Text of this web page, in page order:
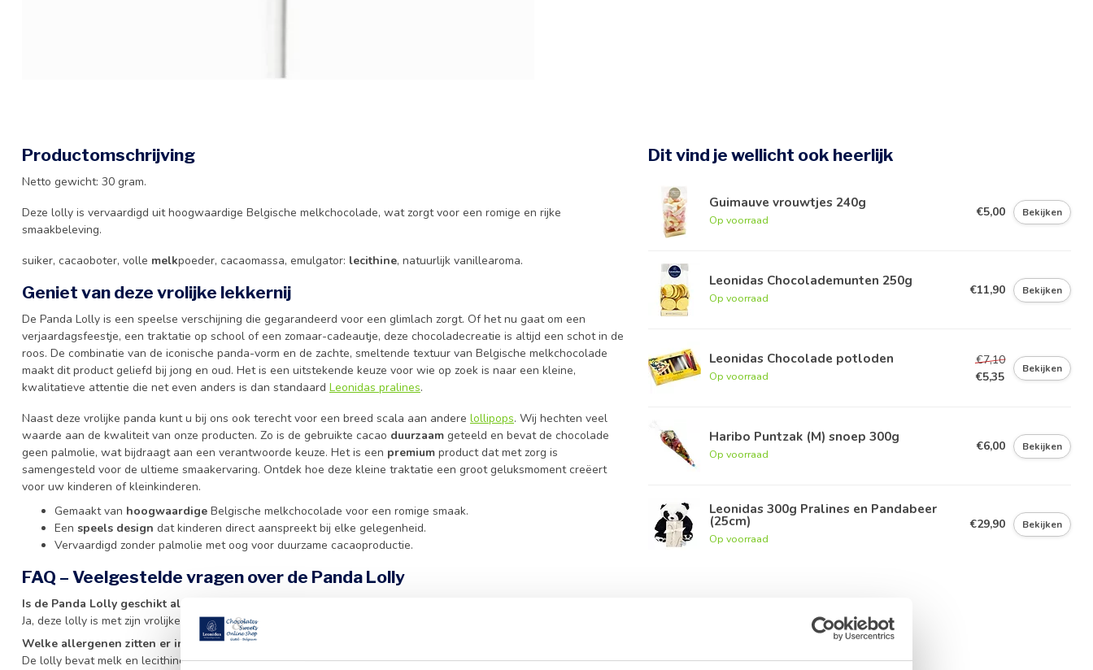
Productomschrijving
Netto gewicht: 30 gram.
Deze lolly is vervaardigd uit hoogwaardige Belgische melkchocolade, wat zorgt voor een romige en rijke
smaakbeleving.
suiker, cacaoboter, volle melkpoeder, cacaomassa, emulgator: lecithine, natuurlijk vanillearoma.
Geniet van deze vrolijke lekkernij
De Panda Lolly is een speelse verschijning die gegarandeerd voor een glimlach zorgt. Of het nu gaat om een
verjaardagsfeestje, een traktatie op school of een zomaar-cadeautje, deze chocoladecreatie is altijd een schot in de
roos. De combinatie van de iconische panda-vorm en de zachte, smeltende textuur van Belgische melkchocolade
maakt dit product geliefd bij jong en oud. Het is een uitstekende keuze voor wie op zoek is naar een kleine,
kwalitatieve attentie die net even anders is dan standaard Leonidas pralines.
Naast deze vrolijke panda kunt u bij ons ook terecht voor een breed scala aan andere lollipops. Wij hechten veel
waarde aan de kwaliteit van onze producten. Zo is de gebruikte cacao duurzaam geteeld en bevat de chocolade
geen palmolie, wat bijdraagt aan een verantwoorde keuze. Het is een premium product dat met zorg is
samengesteld voor de ultieme smaakervaring. Ontdek hoe deze kleine traktatie een groot geluksmoment creëert
voor uw kinderen of kleinkinderen.
Gemaakt van hoogwaardige Belgische melkchocolade voor een romige smaak.
Een speels design dat kinderen direct aanspreekt bij elke gelegenheid.
Vervaardigd zonder palmolie met oog voor duurzame cacaoproductie.
FAQ – Veelgestelde vragen over de Panda Lolly
Is de Panda Lolly geschikt als traktatie voor kinderen?
Ja, deze lolly is met zijn vrolijke vormgeving en romige melkchocolade de perfecte traktatie voor elk kind.
Welke allergenen zitten er in de Panda Lolly?
De lolly bevat melk en lecithine (soja). Controleer altijd de ingrediëntenlijst voor de meest actuele informatie.
Dit vind je wellicht ook heerlijk
Guimauve vrouwtjes 240g
Op voorraad
€5,00 Bekijken
Leonidas Chocolademunten 250g
Op voorraad
€11,90 Bekijken
Leonidas Chocolade potloden
Op voorraad
€7,10
€5,35
Bekijken
Haribo Puntzak (M) snoep 300g
Op voorraad
€6,00 Bekijken
Leonidas 300g Pralines en Pandabeer
(25cm)
Op voorraad
€29,90 Bekijken